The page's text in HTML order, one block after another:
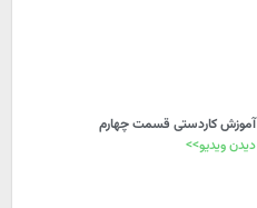
آموزش کاردستی قسمت چهارم
دیدن ویدیو>>